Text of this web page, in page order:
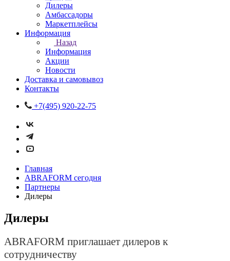
Дилеры
Амбассадоры
Маркетплейсы
Информация
Назад
Информация
Акции
Новости
Доставка и самовывоз
Контакты
+7(495) 920-22-75
Главная
ABRAFORM сегодня
Партнеры
Дилеры
Дилеры
ABRAFORM приглашает дилеров к
сотрудничеству